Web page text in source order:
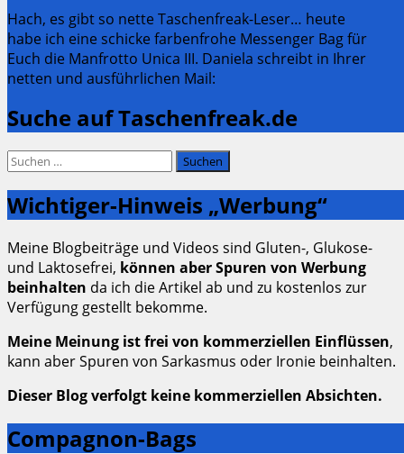
Hach, es gibt so nette Taschenfreak-Leser… heute
habe ich eine schicke farbenfrohe Messenger Bag für
Euch die Manfrotto Unica III. Daniela schreibt in Ihrer
netten und ausführlichen Mail:
Suche auf Taschenfreak.de
Suchen
Wichtiger-Hinweis „Werbung“
Meine Blogbeiträge und Videos sind Gluten-, Glukose-
und Laktosefrei, können aber Spuren von Werbung
beinhalten da ich die Artikel ab und zu kostenlos zur
Verfügung gestellt bekomme.
Meine Meinung ist frei von kommerziellen Einflüssen,
kann aber Spuren von Sarkasmus oder Ironie beinhalten.
Dieser Blog verfolgt keine kommerziellen Absichten.
Compagnon-Bags